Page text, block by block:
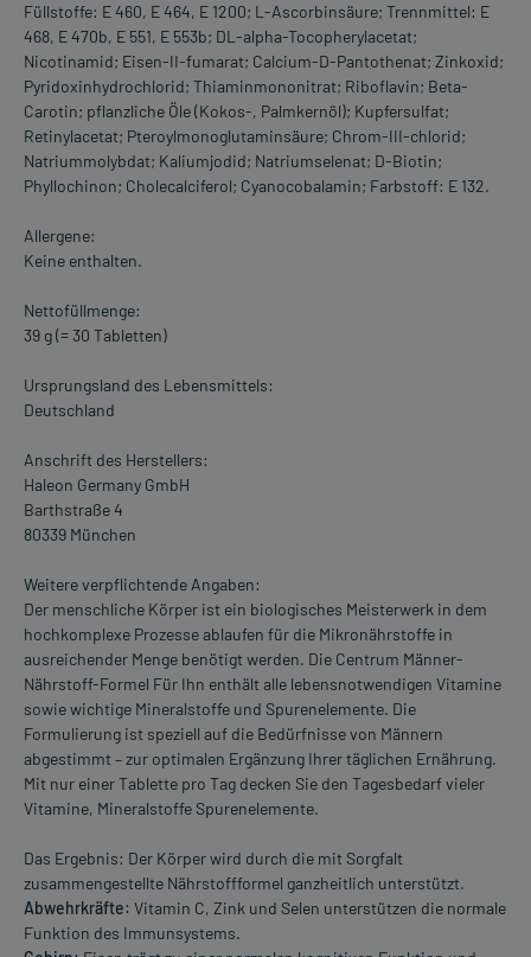
Füllstoffe: E 460, E 464, E 1200; L-Ascorbinsäure; Trennmittel: E
468, E 470b, E 551, E 553b; DL-alpha-Tocopherylacetat;
Nicotinamid; Eisen-II-fumarat; Calcium-D-Pantothenat; Zinkoxid;
Pyridoxinhydrochlorid; Thiaminmononitrat; Riboflavin; Beta-
Carotin; pflanzliche Öle (Kokos-, Palmkernöl); Kupfersulfat;
Retinylacetat; Pteroylmonoglutaminsäure; Chrom-III-chlorid;
Natriummolybdat; Kaliumjodid; Natriumselenat; D-Biotin;
Phyllochinon; Cholecalciferol; Cyanocobalamin; Farbstoff: E 132.
Allergene:
Keine enthalten.
Nettofüllmenge:
39 g (= 30 Tabletten)
Ursprungsland des Lebensmittels:
Deutschland
Anschrift des Herstellers:
Haleon Germany GmbH
Barthstraße 4
80339 München
Weitere verpflichtende Angaben:
Der menschliche Körper ist ein biologisches Meisterwerk in dem
hochkomplexe Prozesse ablaufen für die Mikronährstoffe in
ausreichender Menge benötigt werden. Die Centrum Männer-
Nährstoff-Formel Für Ihn enthält alle lebensnotwendigen Vitamine
sowie wichtige Mineralstoffe und Spurenelemente. Die
Formulierung ist speziell auf die Bedürfnisse von Männern
abgestimmt – zur optimalen Ergänzung Ihrer täglichen Ernährung.
Mit nur einer Tablette pro Tag decken Sie den Tagesbedarf vieler
Vitamine, Mineralstoffe Spurenelemente.
Das Ergebnis: Der Körper wird durch die mit Sorgfalt
zusammengestellte Nährstoffformel ganzheitlich unterstützt.
Abwehrkräfte: Vitamin C, Zink und Selen unterstützen die normale
Funktion des Immunsystems.